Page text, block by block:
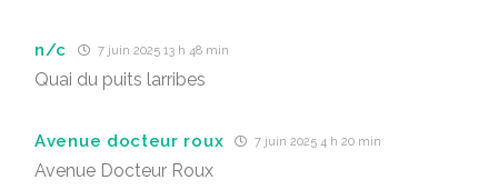
n/c 7 juin 2025 13 h 48 min
Quai du puits larribes
Avenue docteur roux 7 juin 2025 4 h 20 min
Avenue Docteur Roux